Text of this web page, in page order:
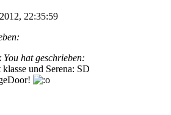
22:35:59
You hat geschrieben:
und Serena: SD